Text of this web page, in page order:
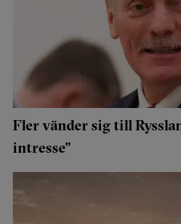
Fler vänder sig till
intresse"